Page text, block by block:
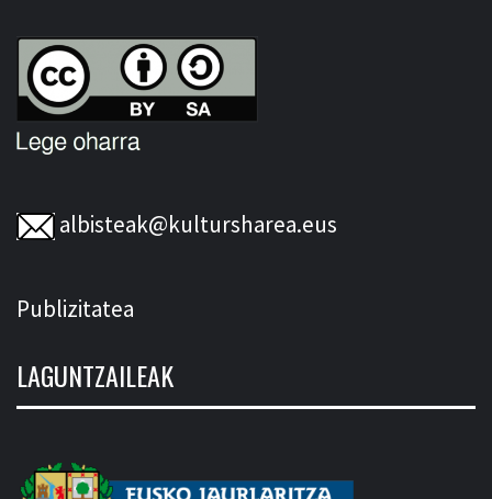
albisteak@kultursharea.eus
Publizitatea
LAGUNTZAILEAK